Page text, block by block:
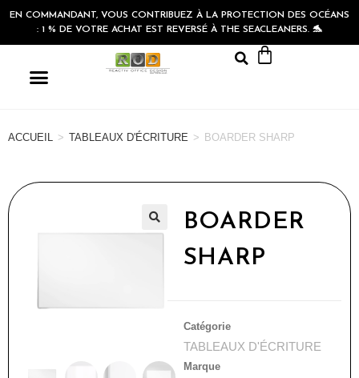
EN COMMANDANT, VOUS CONTRIBUEZ À LA PROTECTION DES OCÉANS
: 1 % DE VOTRE ACHAT EST REVERSÉ À THE SEACLEANERS. 🐬
ACCUEIL > TABLEAUX D'ÉCRITURE > BOARDER SHARP
BOARDER
SHARP
Catégorie
TABLEAUX D'ÉCRITURE
Marque